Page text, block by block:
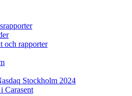
och rapporter
Stockholm 2024
Carasent